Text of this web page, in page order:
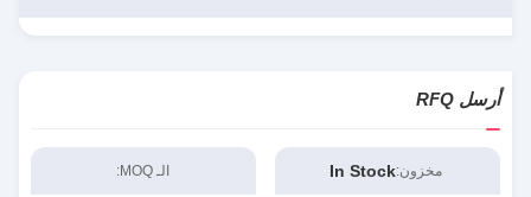
أرسل RFQ
مخزون:In Stock الـ MOQ: